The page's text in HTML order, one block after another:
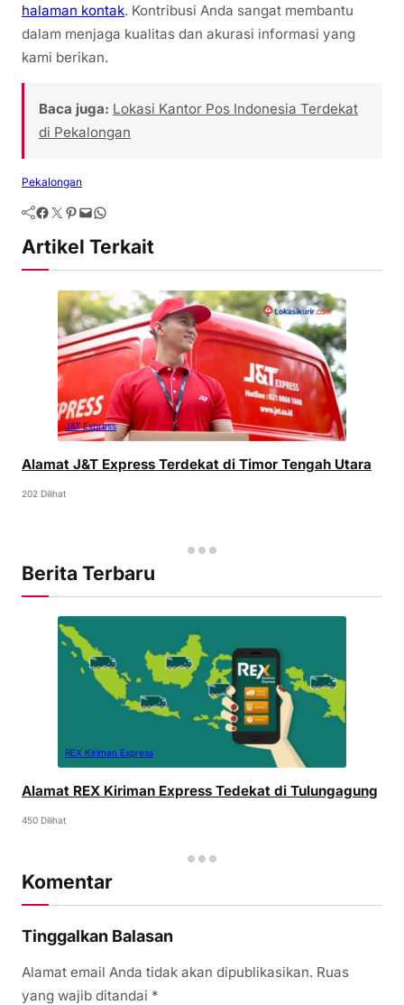
halaman kontak. Kontribusi Anda sangat membantu
dalam menjaga kualitas dan akurasi informasi yang
kami berikan.
Baca juga: Lokasi Kantor Pos Indonesia Terdekat
di Pekalongan
Pekalongan
Artikel Terkait
J&T Express
Alamat J&T Express Terdekat di Timor Tengah Utara
202 Dilihat
Berita Terbaru
REX Kiriman Express
Alamat REX Kiriman Express Tedekat di Tulungagung
450 Dilihat
Komentar
Tinggalkan Balasan
Alamat email Anda tidak akan dipublikasikan. Ruas
yang wajib ditandai *